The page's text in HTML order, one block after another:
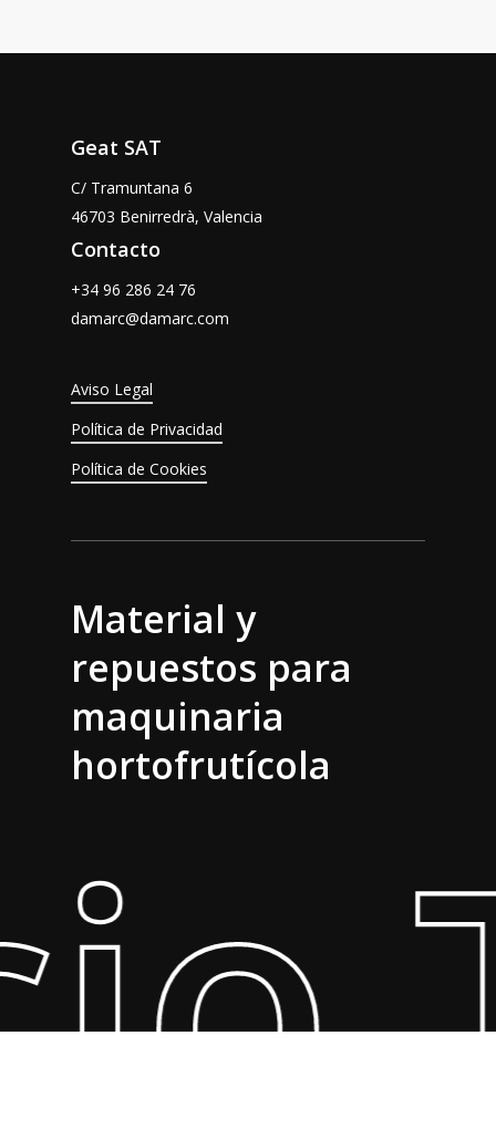
Geat SAT
C/ Tramuntana 6
46703 Benirredrà, Valencia
Contacto
+34 96 286 24 76
damarc@damarc.com
Aviso Legal
Política de Privacidad
Política de Cookies
Material y
repuestos para
maquinaria
hortofrutícola